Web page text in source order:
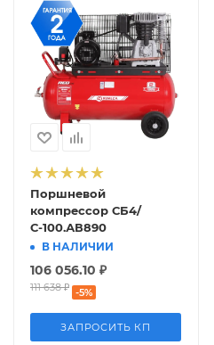
Поршневой
компрессор СБ4/
С-100.АВ890
В НАЛИЧИИ
106 056.10 ₽
111 638₽ -5%
ЗАПРОСИТЬ КП